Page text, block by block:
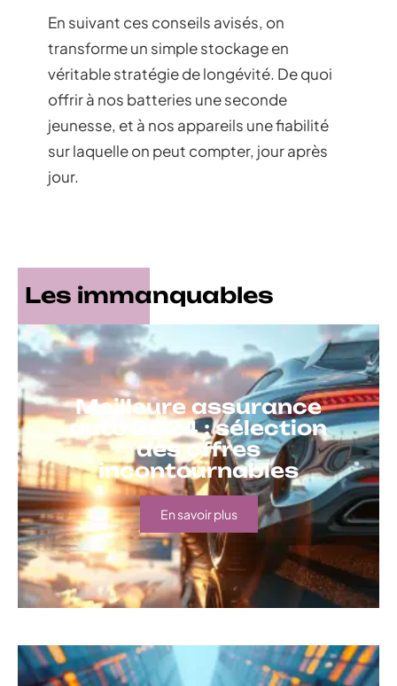
En suivant ces conseils avisés, on
transforme un simple stockage en
véritable stratégie de longévité. De quoi
offrir à nos batteries une seconde
jeunesse, et à nos appareils une fiabilité
sur laquelle on peut compter, jour après
jour.
Les immanquables
Meilleure assurance
auto 2024 : sélection
des offres
incontournables
En savoir plus